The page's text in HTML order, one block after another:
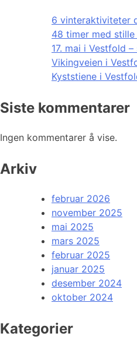
6 vinteraktiviteter
48 timer med stille
17. mai i Vestfold
Vikingveien i
Kyststiene i
Siste kommentarer
Ingen kommentarer å vise.
Arkiv
februar 2026
november 2025
mai 2025
mars 2025
februar 2025
januar 2025
desember 2024
oktober 2024
Kategorier